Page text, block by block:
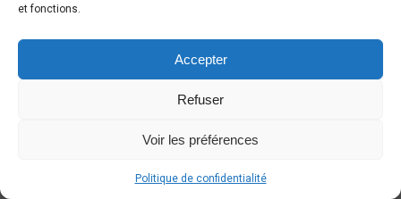
et fonctions.
Accepter
Refuser
Voir les préférences
Politique de confidentialité